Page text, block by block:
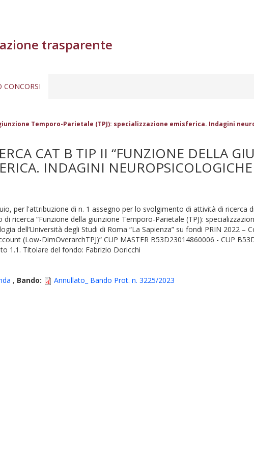
trasparente
CONCORSI
Temporo-Parietale (TPJ): specializzazione emisferica. Indagini
CAT B TIP II “FUNZIONE DELLA
INDAGINI
per l'attribuzione di n. 1 assegno per lo svolgimento di attività di ricerca
ricerca “Funzione della giunzione Temporo-Parietale (TPJ):
dell’Università degli Studi di Roma “La Sapienza” su fondi PRIN 2022
(Low-DimOverarchTPJ)“ CUP MASTER B53D23014860006 - CUP
1.1. Titolare del fondo: Fabrizio Doricchi
, Bando:
Annullato_ Bando Prot. n. 3225/2023